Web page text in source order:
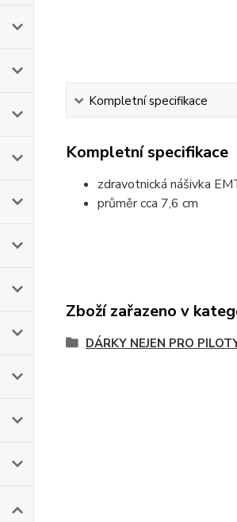
Kompletní specifikace
Kompletní specifikace
zdravotnická nášivka
průměr cca 7,6 cm
Zboží zařazeno v
DÁRKY NEJEN PRO